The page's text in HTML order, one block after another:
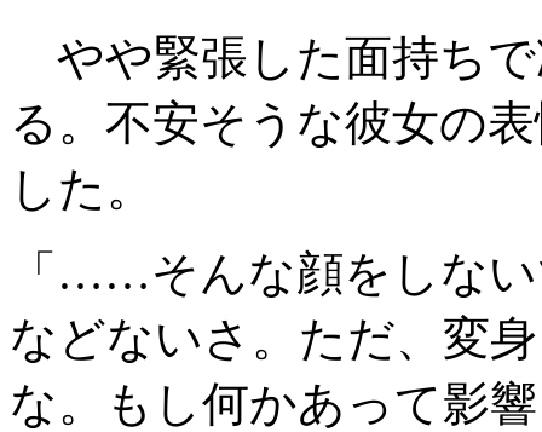
やや緊張した面持ち
る。不安そうな彼女の
した。
「……そんな顔をしな
などないさ。ただ、変
な。もし何かあって影